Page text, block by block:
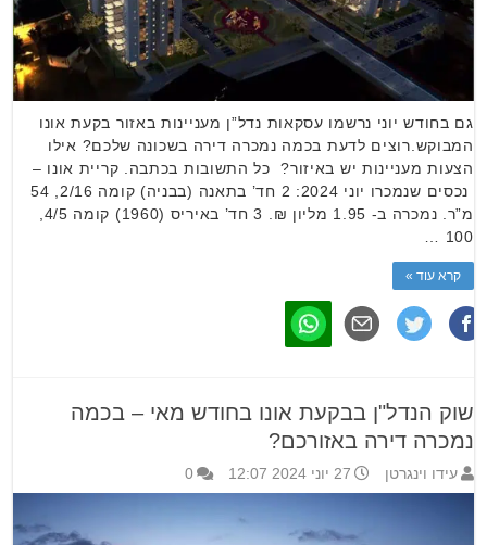
גם בחודש יוני נרשמו עסקאות נדל”ן מעניינות באזור בקעת אונו
המבוקש.רוצים לדעת בכמה נמכרה דירה בשכונה שלכם? אילו
הצעות מעניינות יש באיזור? כל התשובות בכתבה. קריית אונו –
נכסים שנמכרו יוני 2024: 2 חד’ בתאנה (בבניה) קומה 2/16, 54
100 …
קרא עוד »
שוק הנדל"ן בבקעת אונו בחודש מאי – בכמה
נמכרה דירה באזורכם?
עידו וינגרטן 27 יוני 2024 12:07 0